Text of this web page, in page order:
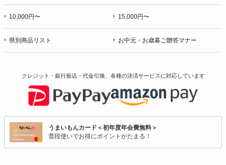
10,000円〜 15,000円〜
県別商品リスト お中元・お歳暮ご贈答マナー
クレジット・銀行振込・代金引換、各種の決済サービスに対応しています
うまいもんカード＜初年度年会費無料＞
普段使いでお得にポイントがたまる！